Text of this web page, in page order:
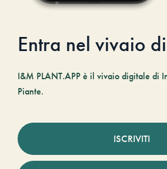
Entra nel vivaio
I&M PLANT.APP è il vivaio digitale di
Piante.
ISCRIVITI